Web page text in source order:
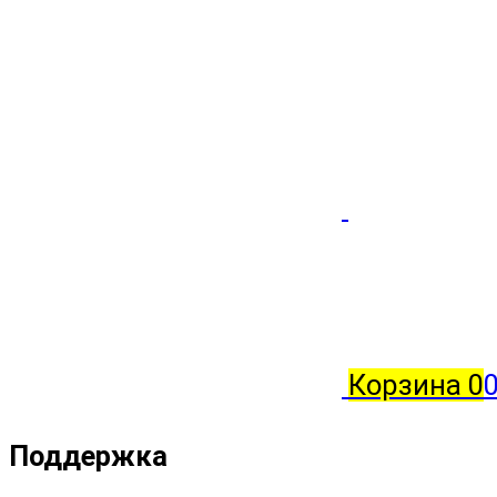
Корзина 0
Поддержка